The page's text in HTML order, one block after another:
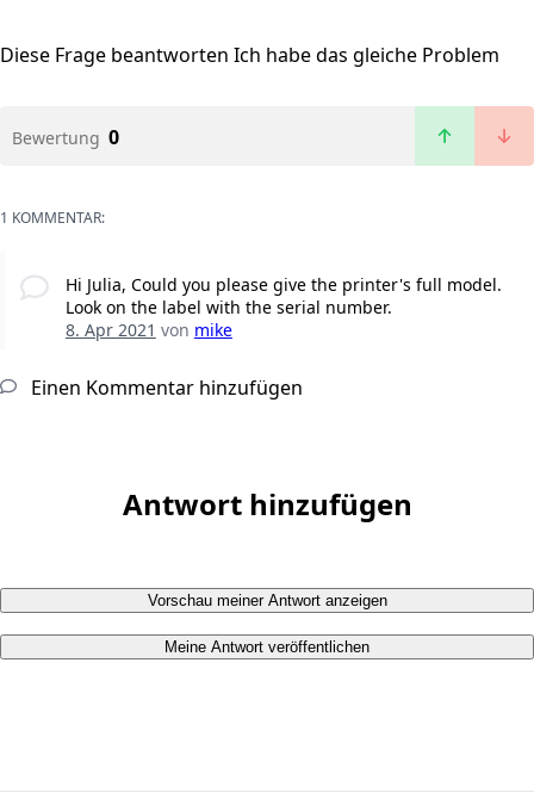
Diese Frage beantworten Ich habe das gleiche Problem
Bewertung 0
1 KOMMENTAR:
Hi Julia, Could you please give the printer's full model.
Look on the label with the serial number.
8. Apr 2021 von mike
Einen Kommentar hinzufügen
Antwort hinzufügen
Vorschau meiner Antwort anzeigen
Meine Antwort veröffentlichen